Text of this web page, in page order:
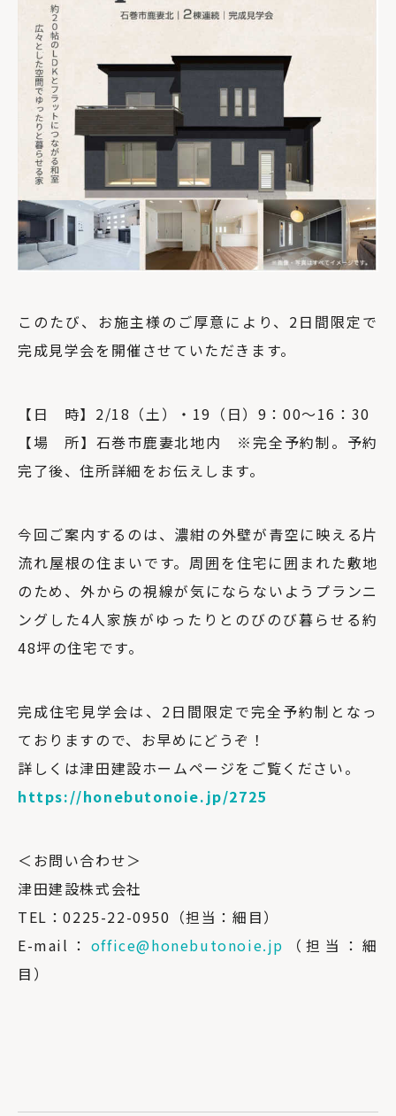
このたび、お施主様のご厚意により、2日間限定で
完成見学会を開催させていただきます。
【日 時】2/18（土）・19（日）9：00〜16：30
【場 所】石巻市鹿妻北地内 ※完全予約制。予約
完了後、住所詳細をお伝えします。
今回ご案内するのは、濃紺の外壁が青空に映える片
流れ屋根の住まいです。周囲を住宅に囲まれた敷地
のため、外からの視線が気にならないようプランニ
ングした4人家族がゆったりとのびのび暮らせる約
48坪の住宅です。
完成住宅見学会は、2日間限定で完全予約制となっ
ておりますので、お早めにどうぞ！
詳しくは津田建設ホームページをご覧ください。
https://honebutonoie.jp/2725
＜お問い合わせ＞
津田建設株式会社
TEL：0225-22-0950（担当：細目）
E-mail： office@honebutonoie.jp （担当：細
目）